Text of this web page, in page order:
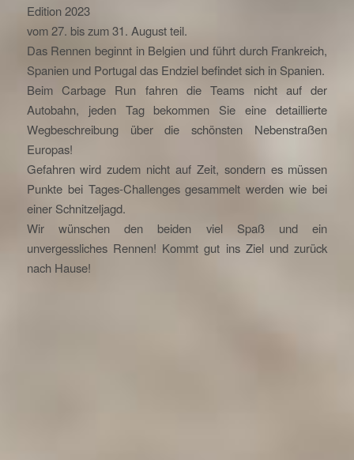
Edition 2023
vom 27. bis zum 31. August teil.
Das Rennen beginnt in Belgien und führt durch Frankreich,
Spanien und Portugal das Endziel befindet sich in Spanien.
Beim Carbage Run fahren die Teams nicht auf der
Autobahn, jeden Tag bekommen Sie eine detaillierte
Wegbeschreibung über die schönsten Nebenstraßen
Europas!
Gefahren wird zudem nicht auf Zeit, sondern es müssen
Punkte bei Tages-Challenges gesammelt werden wie bei
einer Schnitzeljagd.
Wir wünschen den beiden viel Spaß und ein
unvergessliches Rennen! Kommt gut ins Ziel und zurück
nach Hause!